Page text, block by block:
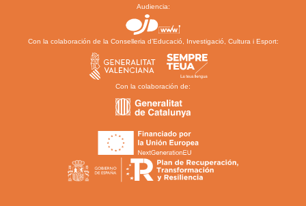
Audiencia:
Con la colaboración de la Conselleria d’Educació, Investigació, Cultura i Esport:
Con la colaboración de: